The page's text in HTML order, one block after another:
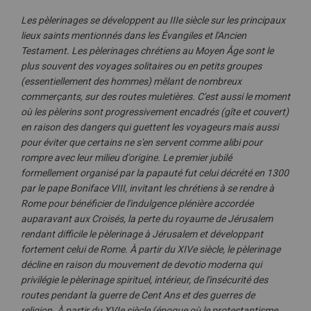
Les pèlerinages se développent au IIIe siècle sur les principaux
lieux saints mentionnés dans les Évangiles et l'Ancien
Testament. Les pèlerinages chrétiens au Moyen Âge sont le
plus souvent des voyages solitaires ou en petits groupes
(essentiellement des hommes) mêlant de nombreux
commerçants, sur des routes muletières. C'est aussi le moment
où les pèlerins sont progressivement encadrés (gîte et couvert)
en raison des dangers qui guettent les voyageurs mais aussi
pour éviter que certains ne s'en servent comme alibi pour
rompre avec leur milieu d'origine. Le premier jubilé
formellement organisé par la papauté fut celui décrété en 1300
par le pape Boniface VIII, invitant les chrétiens à se rendre à
Rome pour bénéficier de l'indulgence plénière accordée
auparavant aux Croisés, la perte du royaume de Jérusalem
rendant difficile le pèlerinage à Jérusalem et développant
fortement celui de Rome. À partir du XIVe siècle, le pèlerinage
décline en raison du mouvement de devotio moderna qui
privilégie le pèlerinage spirituel, intérieur, de l'insécurité des
routes pendant la guerre de Cent Ans et des guerres de